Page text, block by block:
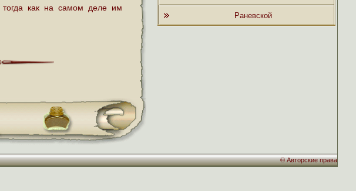
как на самом деле им
Раневской
©Авторские права